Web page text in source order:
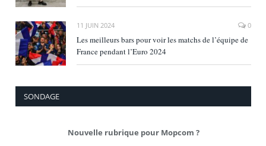
11 JUIN 2024 0
Les meilleurs bars pour voir les matchs de l’équipe de
France pendant l’Euro 2024
SONDAGE
Nouvelle rubrique pour Mopcom ?